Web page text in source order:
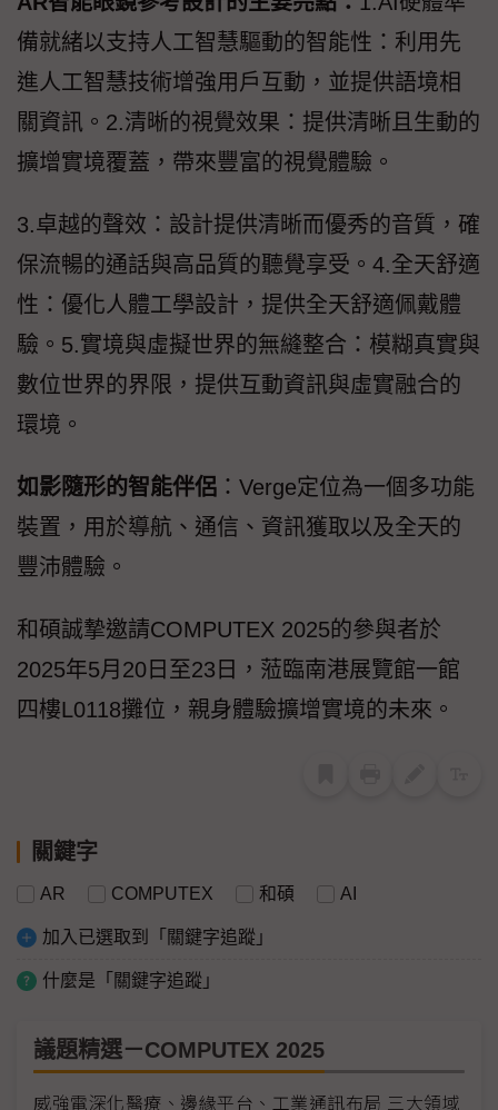
備就緒以支持人工智慧驅動的智能性：利用先
進人工智慧技術增強用戶互動，並提供語境相
關資訊。2.清晰的視覺效果：提供清晰且生動的
擴增實境覆蓋，帶來豐富的視覺體驗。
3.卓越的聲效：設計提供清晰而優秀的音質，確
保流暢的通話與高品質的聽覺享受。4.全天舒適
性：優化人體工學設計，提供全天舒適佩戴體
驗。5.實境與虛擬世界的無縫整合：模糊真實與
數位世界的界限，提供互動資訊與虛實融合的
環境。
如影隨形的智能伴侶 ：Verge定位為一個多功能
裝置，用於導航、通信、資訊獲取以及全天的
豐沛體驗。
和碩誠摯邀請COMPUTEX 2025的參與者於
2025年5月20日至23日，蒞臨南港展覽館一館
四樓L0118攤位，親身體驗擴增實境的未來。
關鍵字
AR COMPUTEX 和碩 AI
加入已選取到「關鍵字追蹤」
什麼是「關鍵字追蹤」
議題精選－COMPUTEX 2025
威強電深化醫療、邊緣平台、工業通訊布局 三大領域